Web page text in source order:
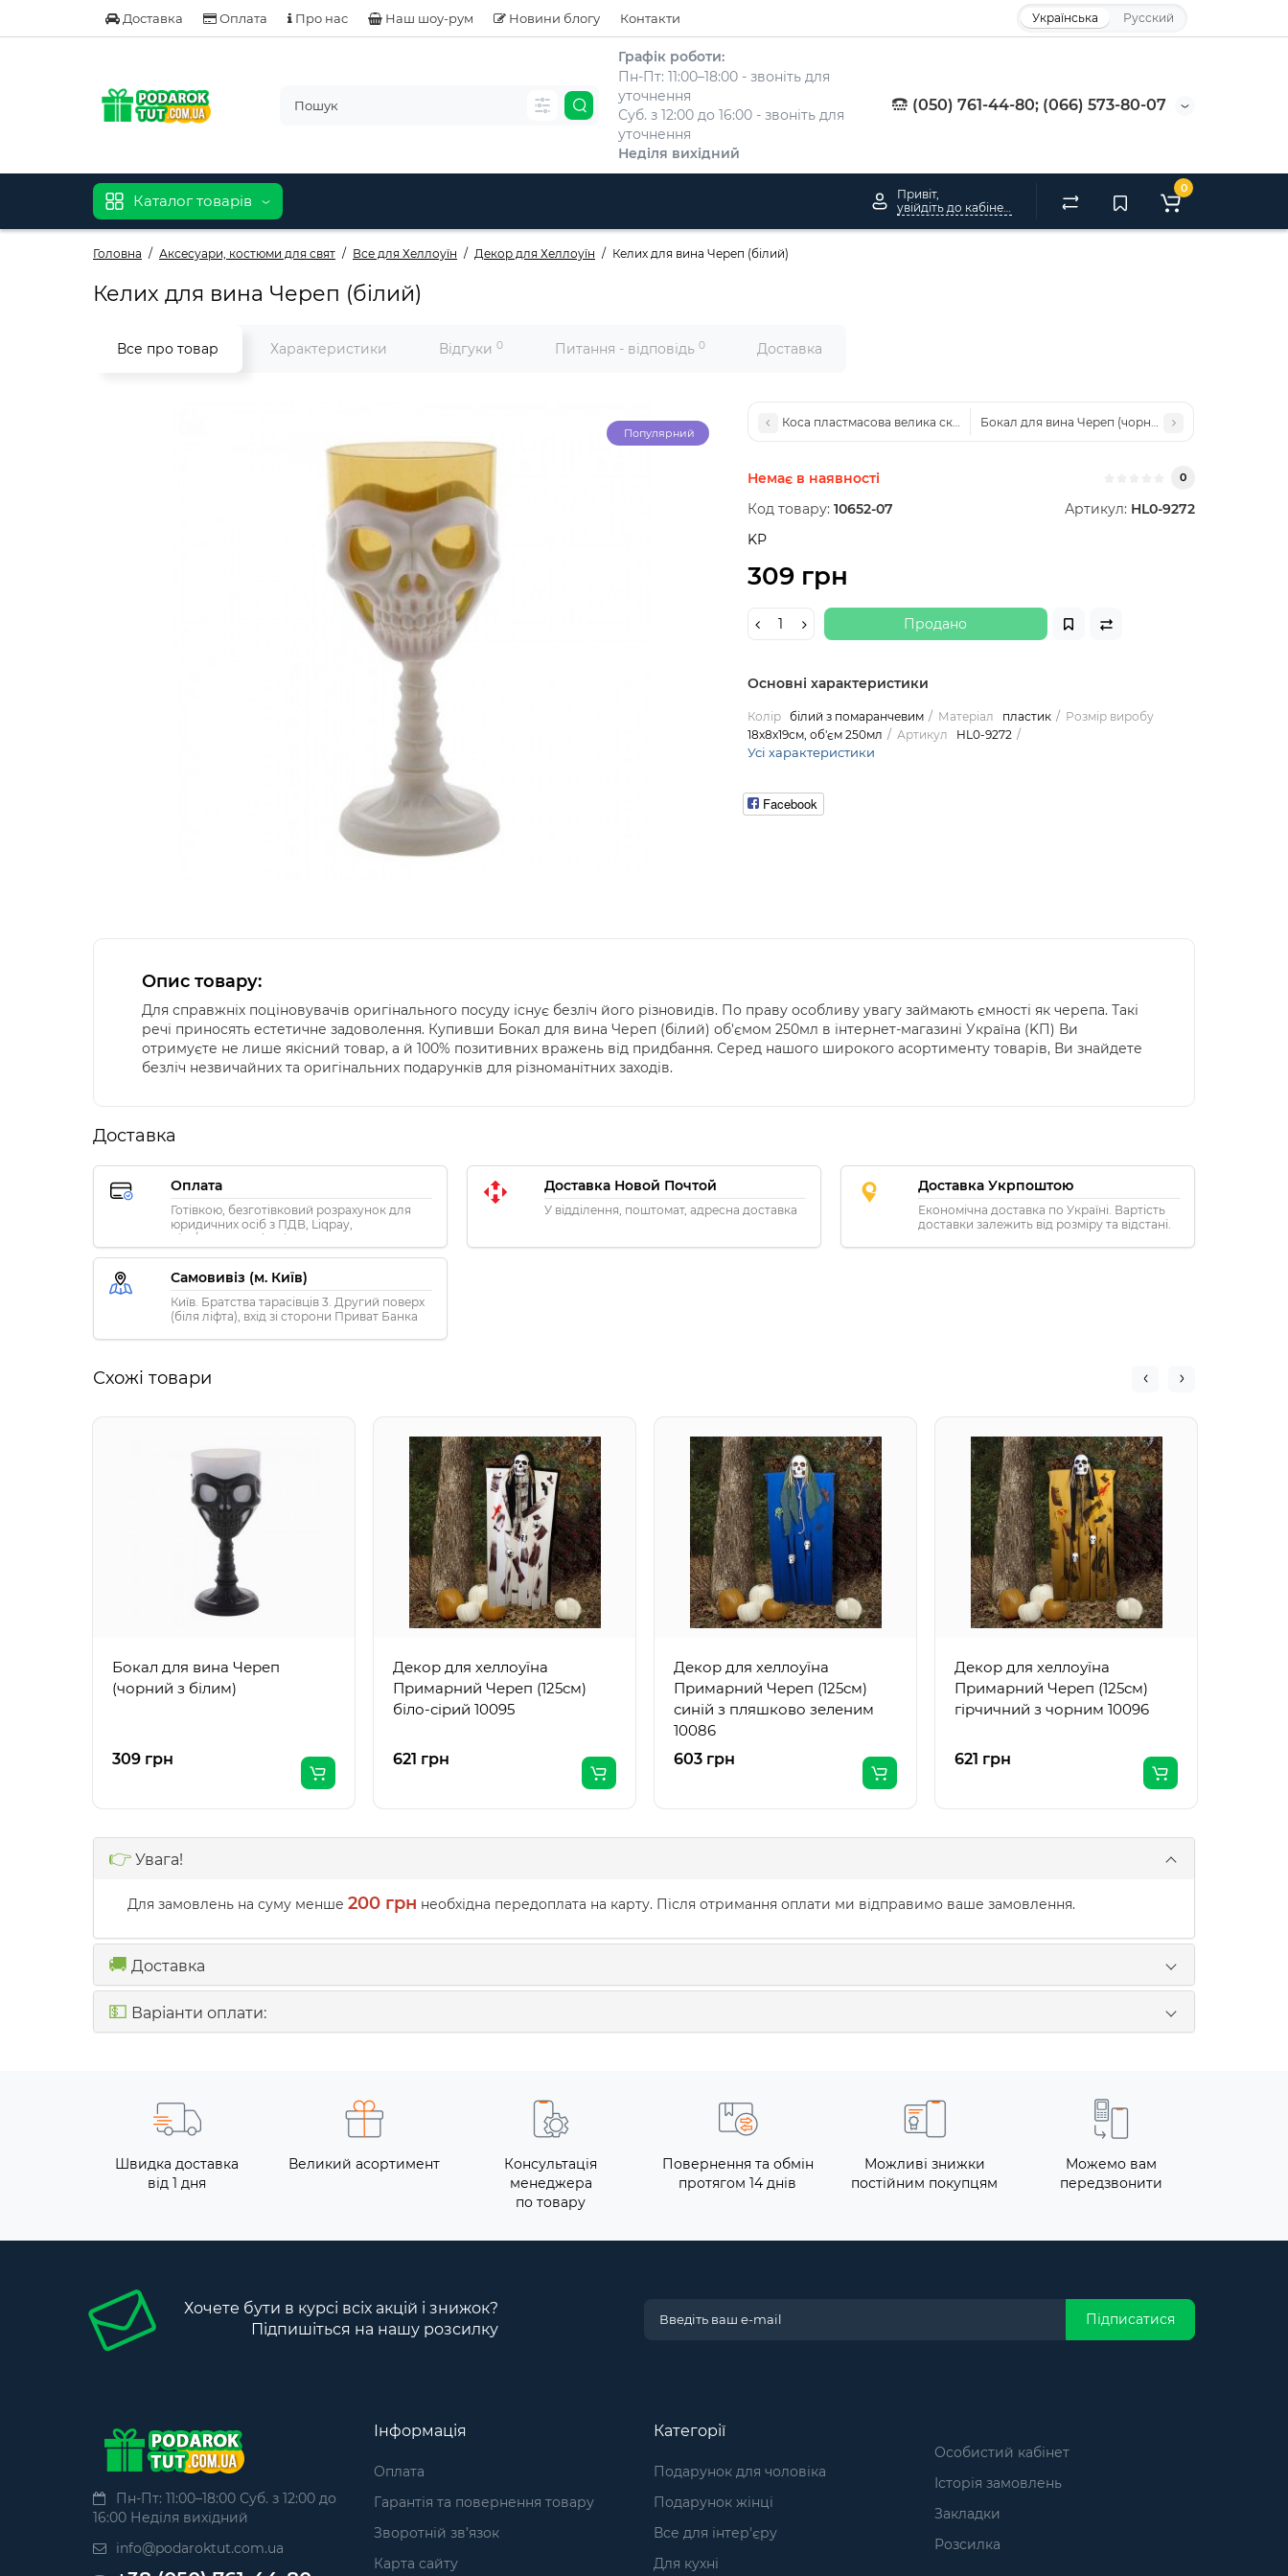
Доставка Оплата Про нас Наш шоу-рум Новини блогу Контакти Українська Русский
Графік роботи:
Пн-Пт: 11:00–18:00 - звоніть для
уточнення
Суб. з 12:00 до 16:00 - звоніть для
уточнення
Неділя вихідний
(050) 761-44-80; (066) 573-80-07
Каталог товарів
Привіт,
0
Головна Аксесуари, костюми для свят Все для Хеллоуїн Декор для Хеллоуїн Келих для вина Череп (білий)
Келих для вина Череп (білий)
Все про товар Характеристики Відгуки 0 Питання - відповідь 0 Доставка
Популярний
Коса пластмасова велика складна 90смБокал для вина Череп (чорний з білим)
Немає в наявності 0
Код товару: 10652-07 Артикул: HL0-9272
KP
309 грн
Продано
Основні характеристики
Колір білий з помаранчевим Матеріал пластик
Розмір виробу
18х8х19см, об'єм 250мл
Артикул HL0-9272
Усі характеристики
Facebook
Опис товару:
Для справжніх поціновувачів оригінального посуду існує безліч його різновидів. По праву особливу увагу займають ємності як черепа. Такі
речі приносять естетичне задоволення. Купивши Бокал для вина Череп (білий) об'ємом 250мл в інтернет-магазині Україна (KП) Ви
отримуєте не лише якісний товар, а й 100% позитивних вражень від придбання. Серед нашого широкого асортименту товарів, Ви знайдете
безліч незвичайних та оригінальних подарунків для різноманітних заходів.
Доставка
Оплата
Готівкою, безготівковий розрахунок для
юридичних осіб з ПДВ, Liqpay,
Visa/MasterCard, Privat24
Доставка Новой Почтой
У відділення, поштомат, адресна доставка
Доставка Укрпоштою
Економічна доставка по Україні. Вартість
доставки залежить від розміру та відстані.
Самовивіз (м. Київ)
Київ. Братства тарасівців 3. Другий поверх
(біля ліфта), вхід зі сторони Приват Банка
Схожі товари
Бокал для вина Череп
(чорний з білим)
309 грн
Декор для хеллоуїна
Примарний Череп (125см)
біло-сірий 10095
621 грн
Декор для хеллоуїна
Примарний Череп (125см)
синій з пляшково зеленим
10086
603 грн
Декор для хеллоуїна
Примарний Череп (125см)
гірчичний з чорним 10096
621 грн
👉 Увага!
Для замовлень на суму менше 200 грн необхідна передоплата на карту. Після отримання оплати ми відправимо ваше замовлення.
🚚 Доставка
💵 Варіанти оплати:
Швидка доставка
від 1 дня
Великий асортимент
Консультація
менеджера
по товару
Повернення та обмін
протягом 14 днів
Можливі знижки
постійним покупцям
Можемо вам
передзвонити
Хочете бути в курсі всіх акцій і знижок?
Підпишіться на нашу розсилку
Підписатися
Пн-Пт: 11:00–18:00 Суб. з 12:00 до
16:00 Неділя вихідний
info@podaroktut.com.ua
Інформація
Оплата
Гарантія та повернення товару
Зворотній зв’язок
Карта сайту
Категорії
Подарунок для чоловіка
Подарунок жінці
Все для інтер'єру
Для кухні
Особистий кабінет
Історія замовлень
Закладки
Розсилка